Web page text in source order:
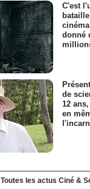
C'est
donné
de
12
en
Toutes les actus Ciné &